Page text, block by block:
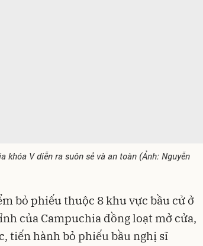
khóa V diễn ra suôn sẻ và an toàn (Ảnh: Nguyễn
bỏ phiếu thuộc 8 khu vực bầu cử ở
của Campuchia đồng loạt mở cửa,
tiến hành bỏ phiếu bầu nghị sĩ